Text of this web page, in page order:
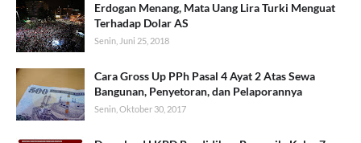
Erdogan Menang, Mata Uang Lira Turki Menguat
Terhadap Dolar AS
Senin, Juni 25, 2018
Cara Gross Up PPh Pasal 4 Ayat 2 Atas Sewa
Bangunan, Penyetoran, dan Pelaporannya
Senin, Oktober 30, 2017